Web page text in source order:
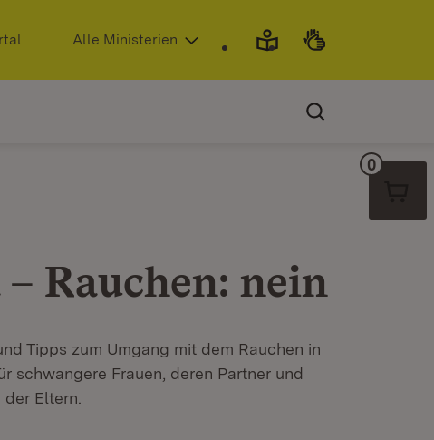
(Öffnet in neuem Fenster)
Alle Ministerien
Rauchen: nein
Tipps zum Umgang mit dem Rauchen in
schwangere Frauen, deren Partner und
Eltern.
0